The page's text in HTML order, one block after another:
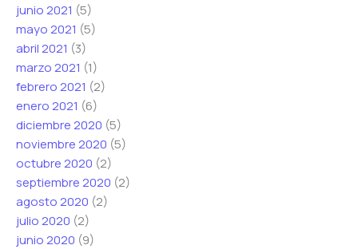
junio 2021 (5)
mayo 2021 (5)
abril 2021 (3)
marzo 2021 (1)
febrero 2021 (2)
enero 2021 (6)
diciembre 2020 (5)
noviembre 2020 (5)
octubre 2020 (2)
septiembre 2020 (2)
agosto 2020 (2)
julio 2020 (2)
junio 2020 (9)